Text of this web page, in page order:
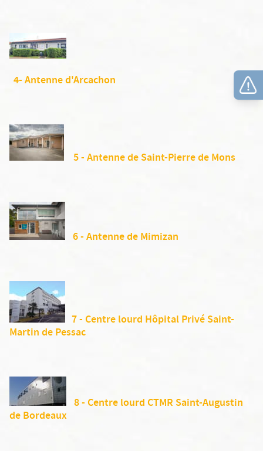
4- Antenne d'Arcachon
5 - Antenne de Saint-Pierre de Mons
6 - Antenne de Mimizan
7 - Centre lourd Hôpital Privé Saint-
Martin de Pessac
8 - Centre lourd CTMR Saint-Augustin
de Bordeaux